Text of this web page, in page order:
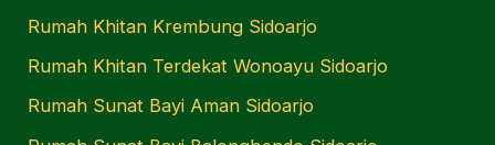
Rumah Khitan Krembung Sidoarjo
Rumah Khitan Terdekat Wonoayu Sidoarjo
Rumah Sunat Bayi Aman Sidoarjo